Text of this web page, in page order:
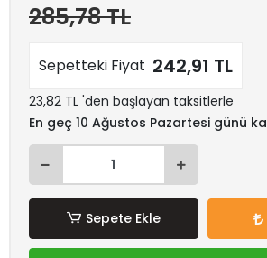
285,78 TL
Sepetteki Fiyat 242,91 TL
23,82 TL 'den başlayan taksitlerle
En geç 10 Ağustos Pazartesi günü
Sepete Ekle